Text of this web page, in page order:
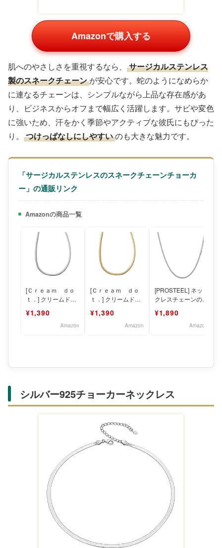
Amazonで購入する
肌へのやさしさを重視するなら、
サージカルステンレス
製のスネークチェーン が安心です。蛇のようになめらか
に連なるチェーンは、シンプルながら上品な存在感があ
り、ビジネスからオフまで幅広く活躍します。サビや変色
に強いため、汗をかく季節やアクティブな彼氏にもぴった
り。
つけっぱなしにしやすいのも大きな魅力です。
「サージカルステンレスのスネークチェーンチョーカ
ー」の通販リンク
Amazonの商品一覧
[Ｃｒｅａｍ ｄｏ
ｔ．] クリームドッ
ィース 人気 金属ア
¥1,390
Amazon
[Ｃｒｅａｍ ｄｏ
ｔ．] クリームドッ
ィース 人気 金属ア
¥1,390
Amazon
[PROSTEEL] ネッ
クレスチェーンのみ
サージカルステ
¥1,890
Amazon
シルバー925チョーカーネックレス